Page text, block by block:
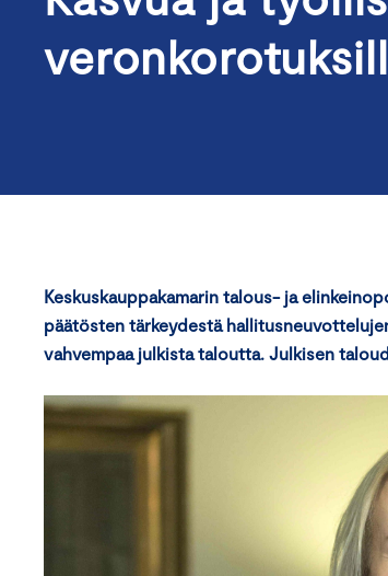
Keskuskauppakamarin talous- ja
päätösten tärkeydestä
vahvempaa julkista taloutta. Julkisen